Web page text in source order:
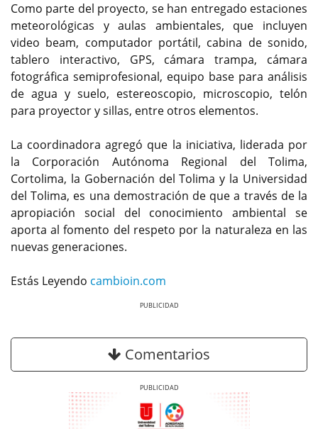
Como parte del proyecto, se han entregado estaciones
meteorológicas y aulas ambientales, que incluyen
video beam, computador portátil, cabina de sonido,
tablero interactivo, GPS, cámara trampa, cámara
fotográfica semiprofesional, equipo base para análisis
de agua y suelo, estereoscopio, microscopio, telón
para proyector y sillas, entre otros elementos.
La coordinadora agregó que la iniciativa, liderada por
la Corporación Autónoma Regional del Tolima,
Cortolima, la Gobernación del Tolima y la Universidad
del Tolima, es una demostración de que a través de la
apropiación social del conocimiento ambiental se
aporta al fomento del respeto por la naturaleza en las
nuevas generaciones.
Estás Leyendo cambioin.com
Comentarios